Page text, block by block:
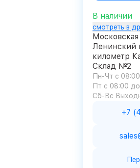
В наличии
смотреть в
Московская
Ленинский
километр
Склад №2
Пн-Чт с
Пт с 08:00
Сб-Вс
+7